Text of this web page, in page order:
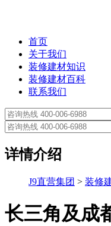
首页
关于我们
装修建材知识
装修建材百科
联系我们
详情介绍
J9直营集团 > 装修
长三角及成